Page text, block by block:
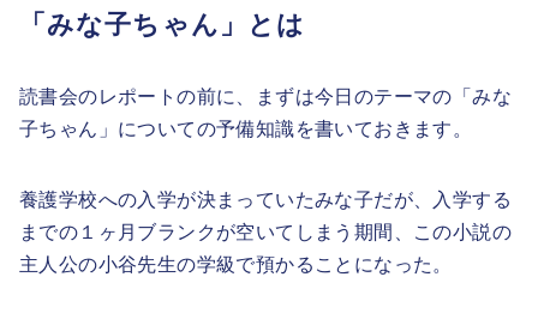
「みな子ちゃん」とは
読書会のレポートの前に、まずは今日のテーマの「みな
子ちゃん」についての予備知識を書いておきます。
養護学校への入学が決まっていたみな子だが、入学する
までの１ヶ月ブランクが空いてしまう期間、この小説の
主人公の小谷先生の学級で預かることになった。